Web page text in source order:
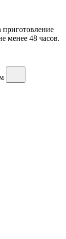
приготовление
менее 48 часов.